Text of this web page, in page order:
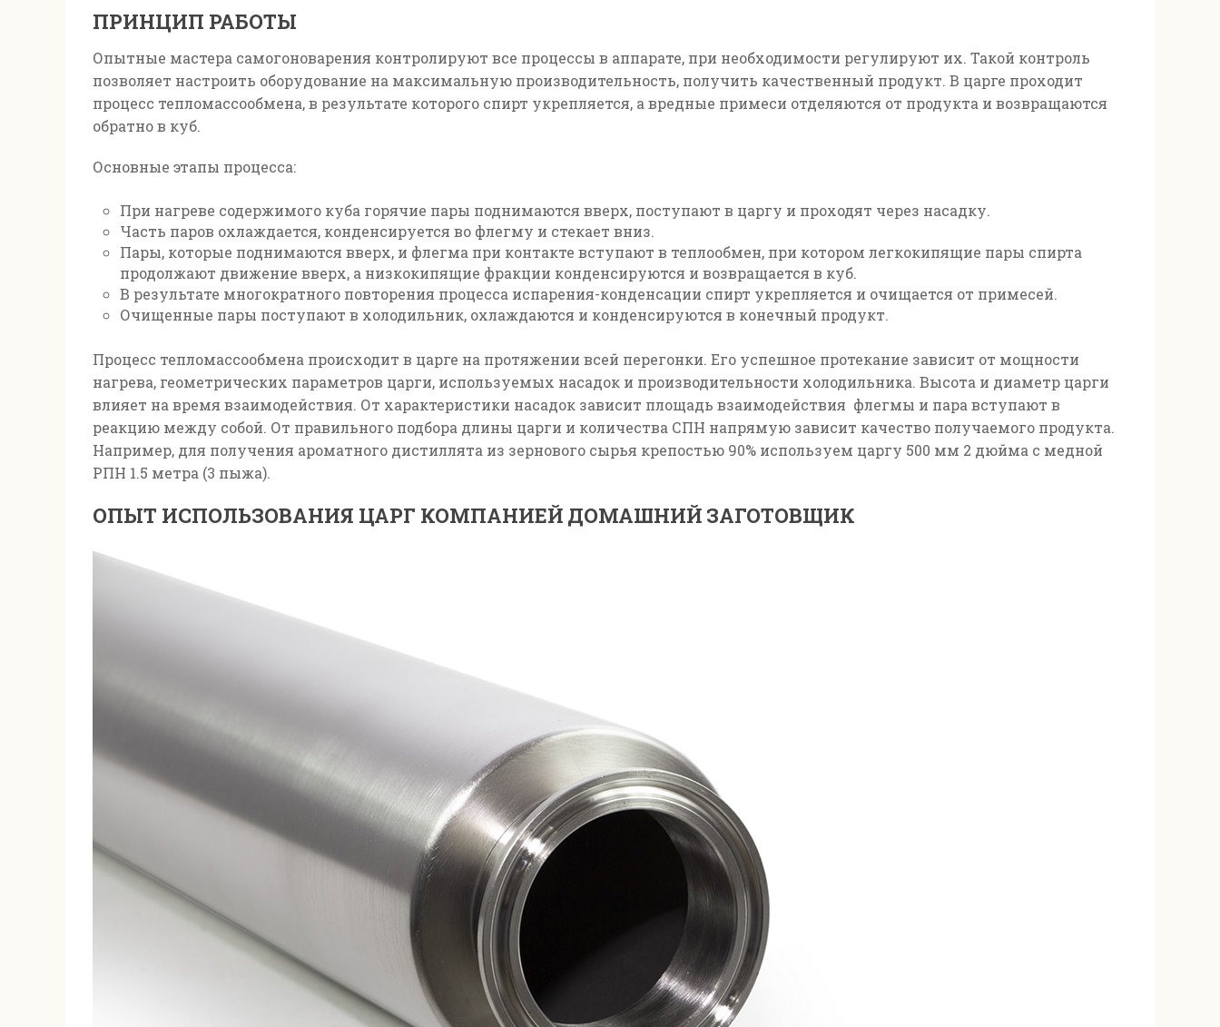
ПРИНЦИП РАБОТЫ
Опытные мастера самогоноварения контролируют все процессы в аппарате, при необходимости регулируют их. Такой контроль
позволяет настроить оборудование на максимальную производительность, получить качественный продукт. В царге проходит
процесс тепломассообмена, в результате которого спирт укрепляется, а вредные примеси отделяются от продукта и возвращаются
обратно в куб.
Основные этапы процесса:
При нагреве содержимого куба горячие пары поднимаются вверх, поступают в царгу и проходят через насадку.
Часть паров охлаждается, конденсируется во флегму и стекает вниз.
Пары, которые поднимаются вверх, и флегма при контакте вступают в теплообмен, при котором легкокипящие пары спирта
продолжают движение вверх, а низкокипящие фракции конденсируются и возвращается в куб.
В результате многократного повторения процесса испарения-конденсации спирт укрепляется и очищается от примесей.
Очищенные пары поступают в холодильник, охлаждаются и конденсируются в конечный продукт.
Процесс тепломассообмена происходит в царге на протяжении всей перегонки. Его успешное протекание зависит от мощности
нагрева, геометрических параметров царги, используемых насадок и производительности холодильника. Высота и диаметр царги
влияет на время взаимодействия. От характеристики насадок зависит площадь взаимодействия флегмы и пара вступают в
реакцию между собой. От правильного подбора длины царги и количества СПН напрямую зависит качество получаемого продукта.
Например, для получения ароматного дистиллята из зернового сырья крепостью 90% используем царгу 500 мм 2 дюйма с медной
РПН 1.5 метра (3 пыжа).
ОПЫТ ИСПОЛЬЗОВАНИЯ ЦАРГ КОМПАНИЕЙ ДОМАШНИЙ ЗАГОТОВЩИК